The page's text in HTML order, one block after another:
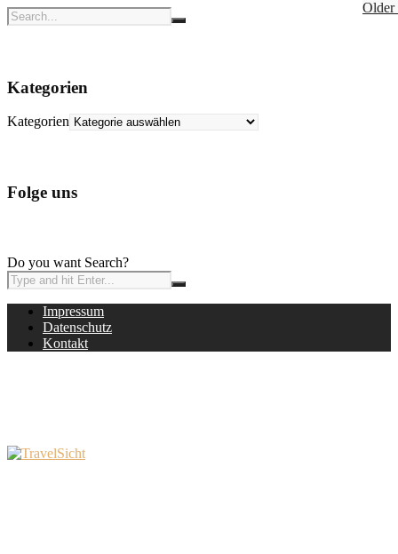
Kategorien
Kategorien
Folge uns
Do you want Search?
Impressum
Datenschutz
Kontakt
Older